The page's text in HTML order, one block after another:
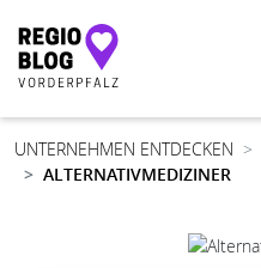
Hauptnavigation
UNTERNEHMEN ENTDECKEN
ALTERNATIVMEDIZINER